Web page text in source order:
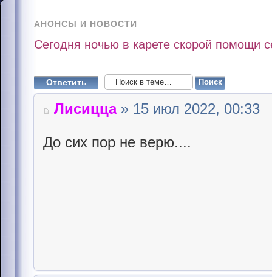
АНОНСЫ И НОВОСТИ
Сегодня ночью в карете скорой помощи
Ответить
Лисицца» 15 июл 2022, 00:33
До сих пор не верю....